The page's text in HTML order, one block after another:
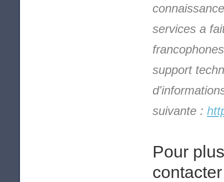
services a
support
suivante :
Pour